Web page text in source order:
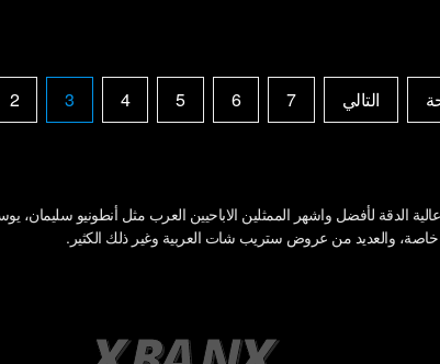
2 3 4 5 6 7 التالي
الدقة لأفضل واشهر الممثلين الاباحيين العرب مثل أنطونيو سليمان،
خاصة، والعديد من عروض ستريب شات العربية وغير ذلك الكثير.